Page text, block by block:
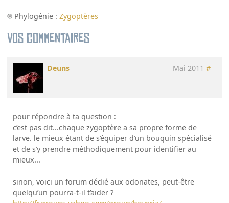
Phylogénie :Zygoptères
Vos commentaires
Deuns Mai 2011 #
pour répondre à ta question :
c’est pas dit...chaque zygoptère a sa propre forme de
larve. le mieux étant de s’équiper d’un bouquin spécialisé
et de s’y prendre méthodiquement pour identifier au
mieux...
sinon, voici un forum dédié aux odonates, peut-être
quelqu’un pourra-t-il t’aider ?